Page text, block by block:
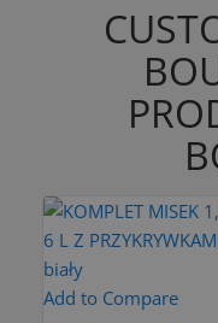
Add to Compare